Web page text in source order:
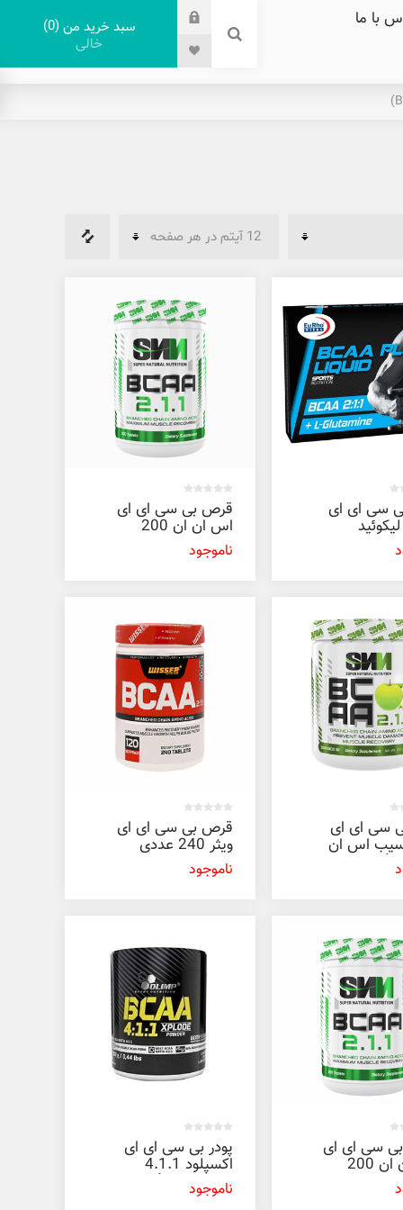
با ما سبد خرید من 0
خالی
سی ای ای قرص بی سی ای ای
اس ان ان 200
عددی
ناموجود
سی ای ای
اس ان
قرص بی سی ای ای
ویثر 240 عددی
ناموجود
سی ای ای
اس ان ان 200
پودر بی سی ای ای
اکسپلود 4.1.1
الیمپ 200 گرم
ناموجود